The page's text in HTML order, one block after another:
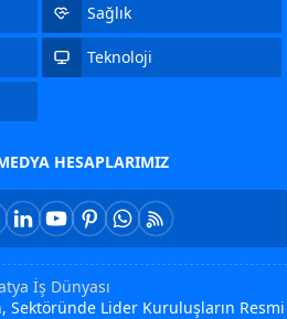
Sağlık
Teknoloji
HESAPLARIMIZ
İş Dünyası
Sektöründe Lider Kuruluşların Resmi